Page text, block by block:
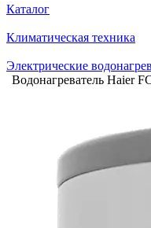
Каталог
Климатическая техника
Электрические
Водонагреватель Haier